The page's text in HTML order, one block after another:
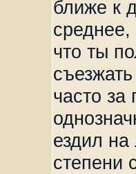
ближе к
среднее,
что ты
часто
ездил на
степени